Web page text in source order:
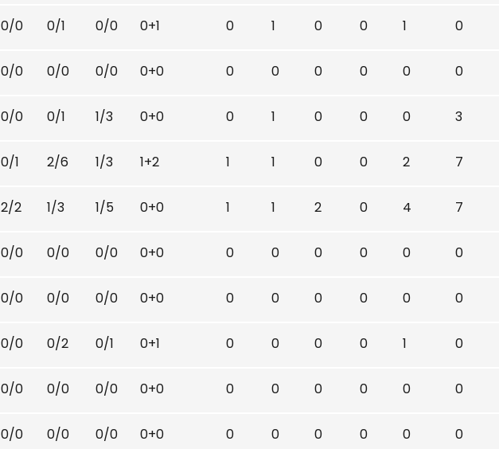
0/0 0/1 0/0 0+1 0 1 0 0 1 0
0/0 0/0 0/0 0+0 0 0 0 0 0 0
0/0 0/1 1/3 0+0 0 1 0 0 0 3
0/1 2/6 1/3 1+2 1 1 0 0 2 7
2/2 1/3 1/5 0+0 1 1 2 0 4 7
0/0 0/0 0/0 0+0 0 0 0 0 0 0
0/0 0/0 0/0 0+0 0 0 0 0 0 0
0/0 0/2 0/1 0+1 0 0 0 0 1 0
0/0 0/0 0/0 0+0 0 0 0 0 0 0
0/0 0/0 0/0 0+0 0 0 0 0 0 0